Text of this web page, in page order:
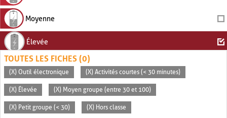
Moyenne
Élevée
TOUTES LES FICHES (0)
(X) Outil électronique (X) Activités courtes (< 30 minutes)
(X) Élevée (X) Moyen groupe (entre 30 et 100)
(X) Petit groupe (< 30) (X) Hors classe